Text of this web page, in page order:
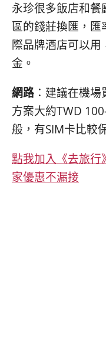
永珍很多飯店和餐
區的錢莊換匯，匯
際品牌酒店可以
金。
網路 ：建議在機
方案大約TWD
般，有SIM卡比較
點我加入《去旅行
家優惠不漏接